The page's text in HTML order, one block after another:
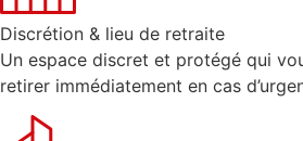
Discrétion & lieu de retraite
Un espace discret et protégé qui
retirer immédiatement en cas